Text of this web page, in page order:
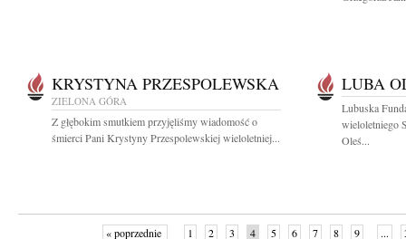
KRYSTYNA PRZESPOLEWSKA
ZIELONA GÓRA
Z głębokim smutkiem przyjęliśmy wiadomość o
śmierci Pani Krystyny Przespolewskiej wieloletniej...
LUBA
Lubuska
wieloletniego
Oleś...
« poprzednie 1 2 3 4 5 6 7 8 9 ...